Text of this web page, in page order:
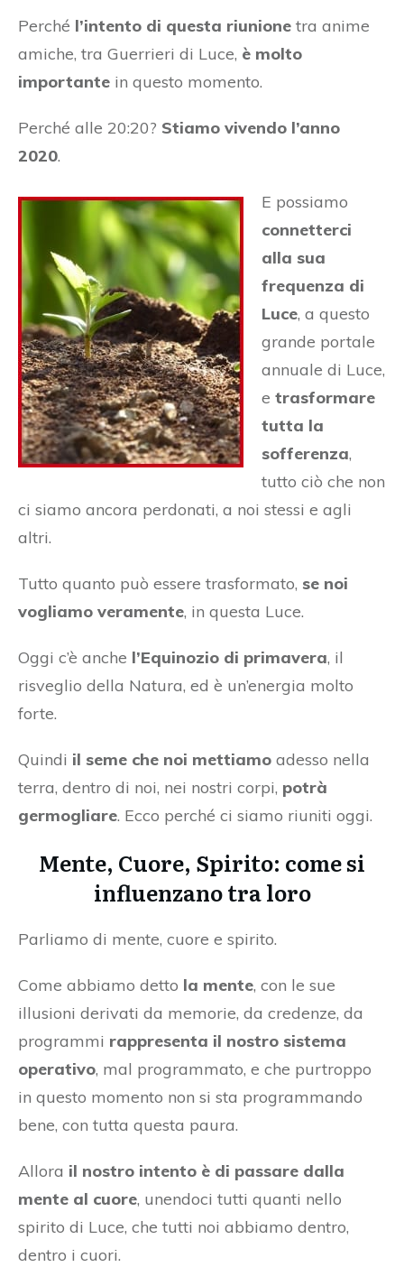
Perché l’intento di questa riunione tra anime
amiche, tra Guerrieri di Luce, è molto
importante in questo momento.
Perché alle 20:20? Stiamo vivendo l’anno
2020.
E possiamo
connetterci
alla sua
frequenza di
Luce, a questo
grande portale
annuale di Luce,
e trasformare
tutta la
sofferenza,
tutto ciò che non
ci siamo ancora perdonati, a noi stessi e agli
altri.
Tutto quanto può essere trasformato, se noi
vogliamo veramente, in questa Luce.
Oggi c’è anche l’Equinozio di primavera, il
risveglio della Natura, ed è un’energia molto
forte.
Quindi il seme che noi mettiamo adesso nella
terra, dentro di noi, nei nostri corpi, potrà
germogliare. Ecco perché ci siamo riuniti oggi.
Mente, Cuore, Spirito: come si
influenzano tra loro
Parliamo di mente, cuore e spirito.
Come abbiamo detto la mente, con le sue
illusioni derivati da memorie, da credenze, da
programmi rappresenta il nostro sistema
operativo, mal programmato, e che purtroppo
in questo momento non si sta programmando
bene, con tutta questa paura.
Allora il nostro intento è di passare dalla
mente al cuore, unendoci tutti quanti nello
spirito di Luce, che tutti noi abbiamo dentro,
dentro i cuori.